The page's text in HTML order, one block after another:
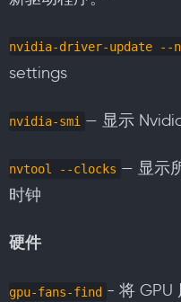
nvidia-driver-update --
settings
nvidia-smi — 显示
nvtool --clocks — 显示
时钟
硬件
gpu-fans-find - 将 GPU